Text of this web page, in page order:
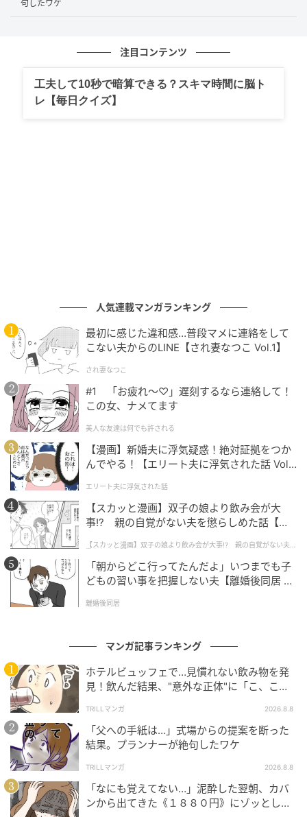
句したワケ
注目コンテンツ
工夫して10秒で暗算できる？スキマ時間に脳ト
レ【毎日クイズ】
人気連載マンガランキング
最初に感じた違和感…普段マメに連絡をして
こない夫からのLINE【され妻なつこ Vol.1】
され妻なつこ
#1 「お疲れ〜♡」遅刻するなら連絡して！
この女、ナメてます
美人な友達は何でも許される
【漫画】新婚夫に浮気疑惑！絶対証拠をつか
んでやる！【エリート夫に浮気された話 Vol.
エリート夫に浮気された話
【スカッと漫画】双子の娘より飲み会が大
事!? 親の自覚がない夫を懲らしめた話【第1
【スカッと漫画】双子の娘より飲み会が大事!? 親の自覚がない夫を
懲らしめた話
「朝からどこ行ってたんだよ」いつまでも子
どもの習い事を把握しない夫【離婚後同居 Vo
離婚後同居
マンガ記事ランキング
ホテルビュッフェで…見慣れない飲み物を発
見！飲んだ結果、"意外な正体"に「こ、これ
TRILLマンガ 2026.8.8
「父への手紙は…」式場からの提案を断った
結果。プランナーが絶句したワケ
TRILLマンガ 2026.8.8
「なにも覚えてない…」泥酔した翌朝、カバ
ンから出てきた《１８８０円》にゾッとした